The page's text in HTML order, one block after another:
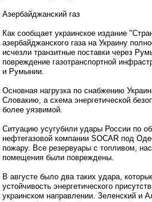
Азербайджанский газ
Как сообщает украинское издание
азербайджанского газа на Украину
исчезли транзитные поставки через
повреждение газотранспортной
и Румынии.
Основная нагрузка по снабжению
Словакию, а схема энергетической
более уязвимой.
Ситуацию усугубили удары России по
нефтегазовой компании SOCAR под
пожару. Все резервуары с топливом,
помещения были повреждены.
В августе было два таких удара,
устойчивость энергетического
украинском направлении. Зеленский и